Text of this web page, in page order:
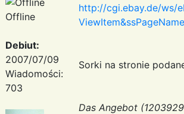
Offline
Debiut:
2007/07/09
Wiadomości:
703
http://cgi.ebay.de/ws/
Sorki na stronie
Das Angebot